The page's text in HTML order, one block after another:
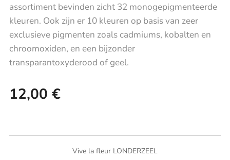
assortiment bevinden zicht 32 monogepigmenteerde
kleuren. Ook zijn er 10 kleuren op basis van zeer
exclusieve pigmenten zoals cadmiums, kobalten en
chroomoxiden, en een bijzonder
transparantoxyderood of geel.
12,00 €
Vive la fleur LONDERZEEL